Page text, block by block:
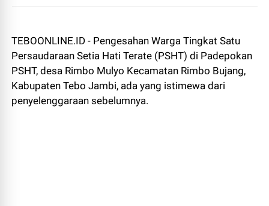
TEBOONLINE.ID - Pengesahan Warga Tingkat Satu
Persaudaraan Setia Hati Terate (PSHT) di Padepokan
PSHT, desa Rimbo Mulyo Kecamatan Rimbo Bujang,
Kabupaten Tebo Jambi, ada yang istimewa dari
penyelenggaraan sebelumnya.